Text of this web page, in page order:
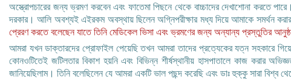
অস্ত্রোপচারের জন্য ভ্রমণ করবেন এবং ফাতেমা পিছনে থেকে বাচ্চাদের দেখাশোনা করতে
দরকার। আলি অবশ্যই এইরকম অবস্থায় ছিলেন অগ্নিপরীক্ষার মধ্য দিয়ে আমাকে সমর্থন
প্রেরণ করতে বলেছেন যাতে তিনি মেডিকেল ভিসা এবং ভ্রমণের জন্য অন্যান্য প্রস্তুতির
আমরা যখন ডাক্তারদের প্রোফাইল পেয়েছি তখন আমরা তাদের প্রত্যেকের যত্ন সহকারে
কোনওটিতেই জটিলতার বিকাশ হয়নি এবং বিভিন্ন শীর্ষস্থানীয় হাসপাতালে কাজ করার
জানিয়েছিলাম। তিনি বলেছিলেন যে আমরা একটি ভাল পছন্দ করেছি এবং ডাঃ হুক্কু সারা বিশ্ব